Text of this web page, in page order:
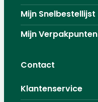
Mijn Snelbestellijst
Mijn Verpakpunten
Contact
Klantenservice